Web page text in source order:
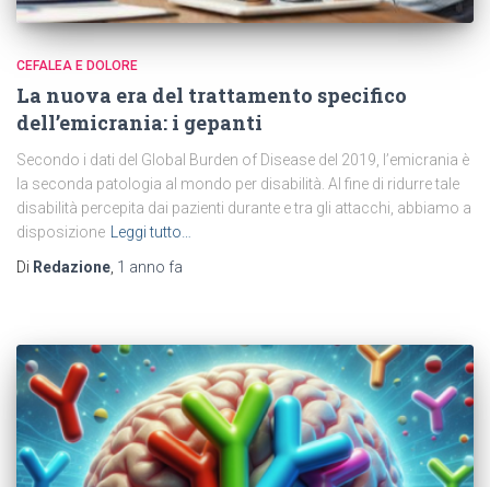
CEFALEA E DOLORE
La nuova era del trattamento specifico
dell’emicrania: i gepanti
Secondo i dati del Global Burden of Disease del 2019, l’emicrania è
la seconda patologia al mondo per disabilità. Al fine di ridurre tale
disabilità percepita dai pazienti durante e tra gli attacchi, abbiamo a
disposizione
Leggi tutto…
Di Redazione 1 anno fa